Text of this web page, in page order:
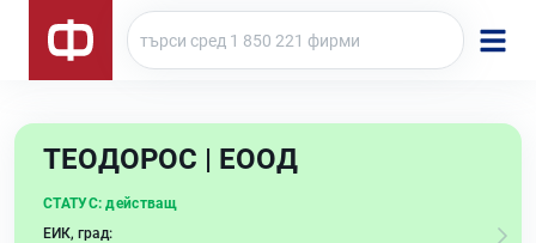
ТЕОДОРОС | ЕООД
СТАТУС: действащ
ЕИК, град: